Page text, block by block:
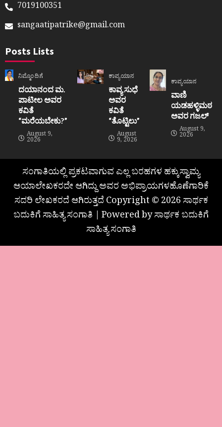
7019100351
sangaatipatrike@gmail.com
Posts Lists
ನಿಮ್ಮೊಂದಿಗೆ
ದಯಾನಂದ ಮ.
ಪಾಟೀಲ ಅವರ
ಕವಿತೆ
“ಮರೆಯಬೇಕು?”
August 9,
2026
ಕಾವ್ಯಯಾನ
ಕಾವ್ಯ ಸುಧೆ
ಅವರ
ಕವಿತೆ
“ತೊಟ್ಟಿಲು”
August
9, 2026
ಕಾವ್ಯಯಾನ
ವಾಣಿ
ಯಡಹಳ್ಳಿಮಠ
ಅವರ ಗಜಲ್
August 9,
2026
ಸಂಗಾತಿಯಲ್ಲಿ ಪ್ರಕಟವಾಗುವ ಎಲ್ಲ ಬರಹಗಳ ಹಕ್ಕುಸ್ವಾಮ್ಯ
ಆಯಾಲೇಖಕರದೇ ಆಗಿದ್ದು ಅವರ ಅಭಿಪ್ರಾಯಗಳಹೊಣೆಗಾರಿಕೆ
ಸದರಿ ಲೇಖಕರದೆ ಆಗಿರುತ್ತದೆ Copyright © 2026 ಸಾರ್ಥಕ
ಬದುಕಿಗೆ ಸಾಹಿತ್ಯ ಸಂಗಾತಿ | Powered by ಸಾರ್ಥಕ ಬದುಕಿಗೆ
ಸಾಹಿತ್ಯ ಸಂಗಾತಿ